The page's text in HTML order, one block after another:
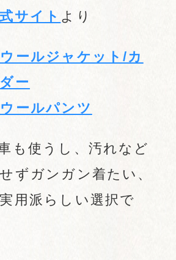
サイト より
ールジャケット/カ
ー
ールパンツ
も使うし、汚れなど
ずガンガン着たい、
用派らしい選択で